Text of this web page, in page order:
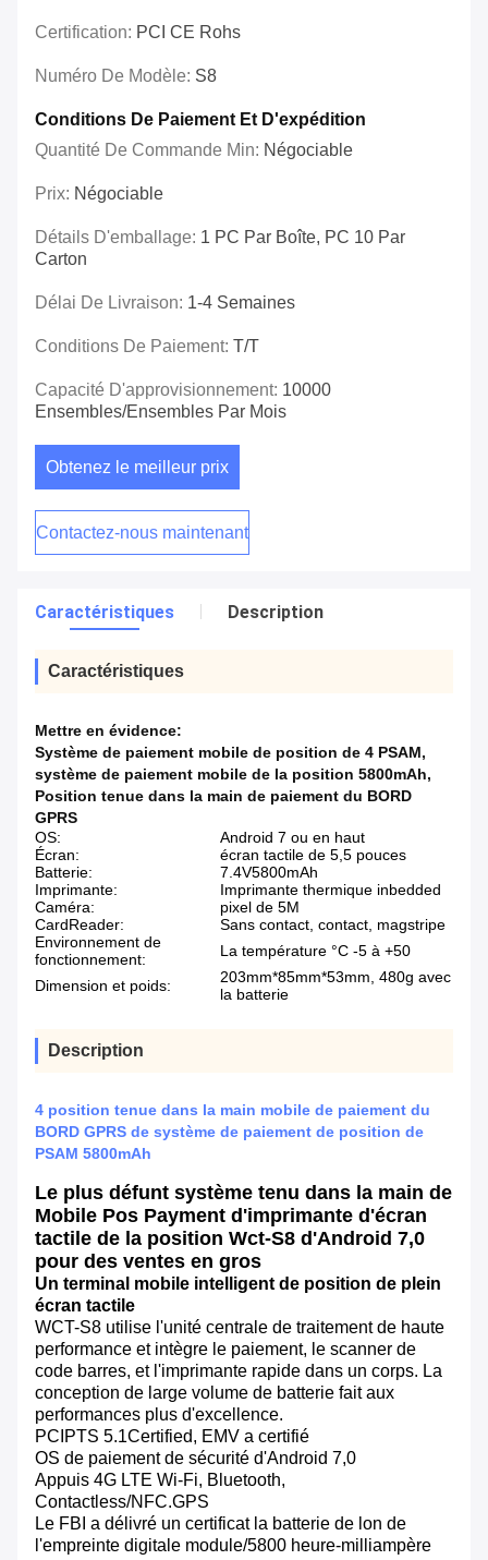
Certification: PCI CE Rohs
Numéro De Modèle: S8
Conditions De Paiement Et D'expédition
Quantité De Commande Min: Négociable
Prix: Négociable
Détails D'emballage: 1 PC Par Boîte, PC 10 Par
Carton
Délai De Livraison: 1-4 Semaines
Conditions De Paiement: T/T
Capacité D'approvisionnement: 10000
Ensembles/ensembles Par Mois
Obtenez le meilleur prix
Contactez-nous maintenant
Caractéristiques Description
Caractéristiques
Mettre en évidence:
Système de paiement mobile de position de 4 PSAM,
système de paiement mobile de la position 5800mAh,
Position tenue dans la main de paiement du BORD
GPRS
OS:
Android 7 ou en haut
Écran:
écran tactile de 5,5 pouces
Batterie:
7.4V5800mAh
Imprimante:
Imprimante thermique inbedded
Caméra:
pixel de 5M
CardReader:
Sans contact, contact, magstripe
Environnement de
fonctionnement:
La température °C -5 à +50
Dimension et poids:
203mm*85mm*53mm, 480g avec
la batterie
Description
4 position tenue dans la main mobile de paiement du
BORD GPRS de système de paiement de position de
PSAM 5800mAh
Le plus défunt système tenu dans la main de
Mobile Pos Payment d'imprimante d'écran
tactile de la position Wct-S8 d'Android 7,0
pour des ventes en gros
Un terminal mobile intelligent de position de plein
écran tactile
WCT-S8 utilise l'unité centrale de traitement de haute
performance et intègre le paiement, le scanner de
code barres, et l'imprimante rapide dans un corps. La
conception de large volume de batterie fait aux
performances plus d'excellence.
PCIPTS 5.1Certified, EMV a certifié
OS de paiement de sécurité d'Android 7,0
Appuis 4G LTE Wi-Fi, Bluetooth,
Contactless/NFC.GPS
Le FBI a délivré un certificat la batterie de lon de
l'empreinte digitale module/5800 heure-milliampère